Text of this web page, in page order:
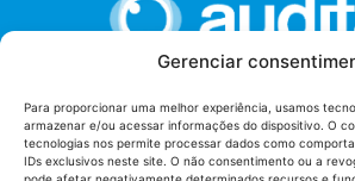
Gerenciar
Para proporcionar uma melhor experiência, usamos
armazenar e/ou acessar informações do dispositivo. O
tecnologias nos permite processar dados como
IDs exclusivos neste site. O não consentimento ou a
União dos Auditores Federais de
AUDITAR